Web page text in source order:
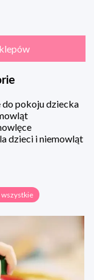
pokoju dziecka
dzieci i niemowląt
wszystkie